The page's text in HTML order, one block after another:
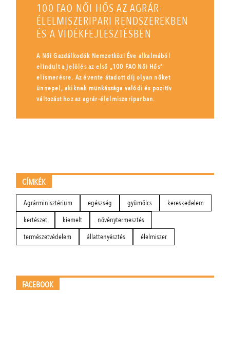
100 FAO NŐI HŐS AZ AGRÁR-
ÉLELMISZERIPARI RENDSZEREKBEN
ÉS A VIDÉKFEJLESZTÉSBEN
A Női Gazdálkodók Nemzetközi Éve alkalmából
elindult a jelölés az első „100 FAO Női Hős”
elismerésre. Az évente átadott díj olyan nőket
ünnepel, akiknek munkássága valódi és pozitív
változást hoz az agrár-élelmiszeriparban.
CÍMKÉK
Agrárminisztérium egészség gyümölcs
kereskedelem
kertészet
kiemelt
növénytermesztés
természetvédelem
állattenyésztés élelmiszer
FACEBOOK